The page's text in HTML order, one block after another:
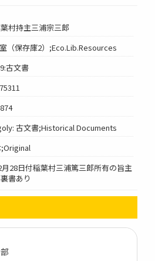
村持主三浦宗三郎
（保存庫2）;Eco.Lib.Resources
古文書
古文書;Historical Documents
28日付稲葉村三浦篤三郎所有の旨主
書あり